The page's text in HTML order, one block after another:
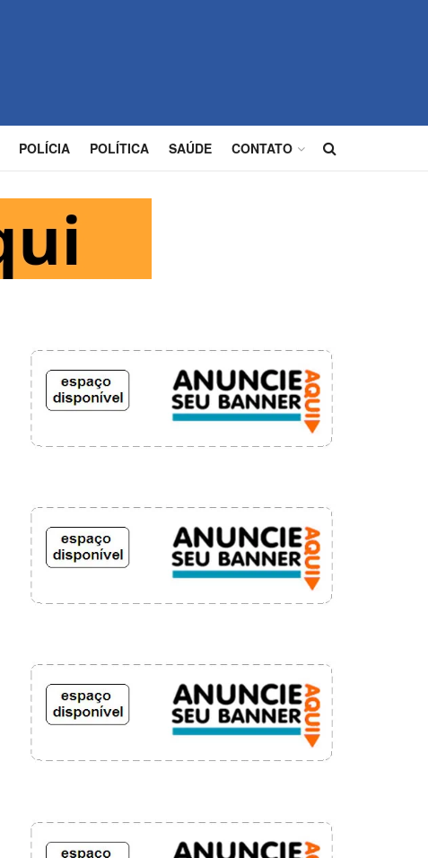
POLÍCIA POLÍTICA SAÚDE CONTATO